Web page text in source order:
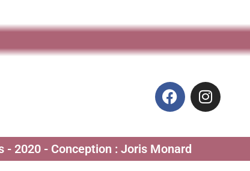
- 2020 - Conception : Joris Monard